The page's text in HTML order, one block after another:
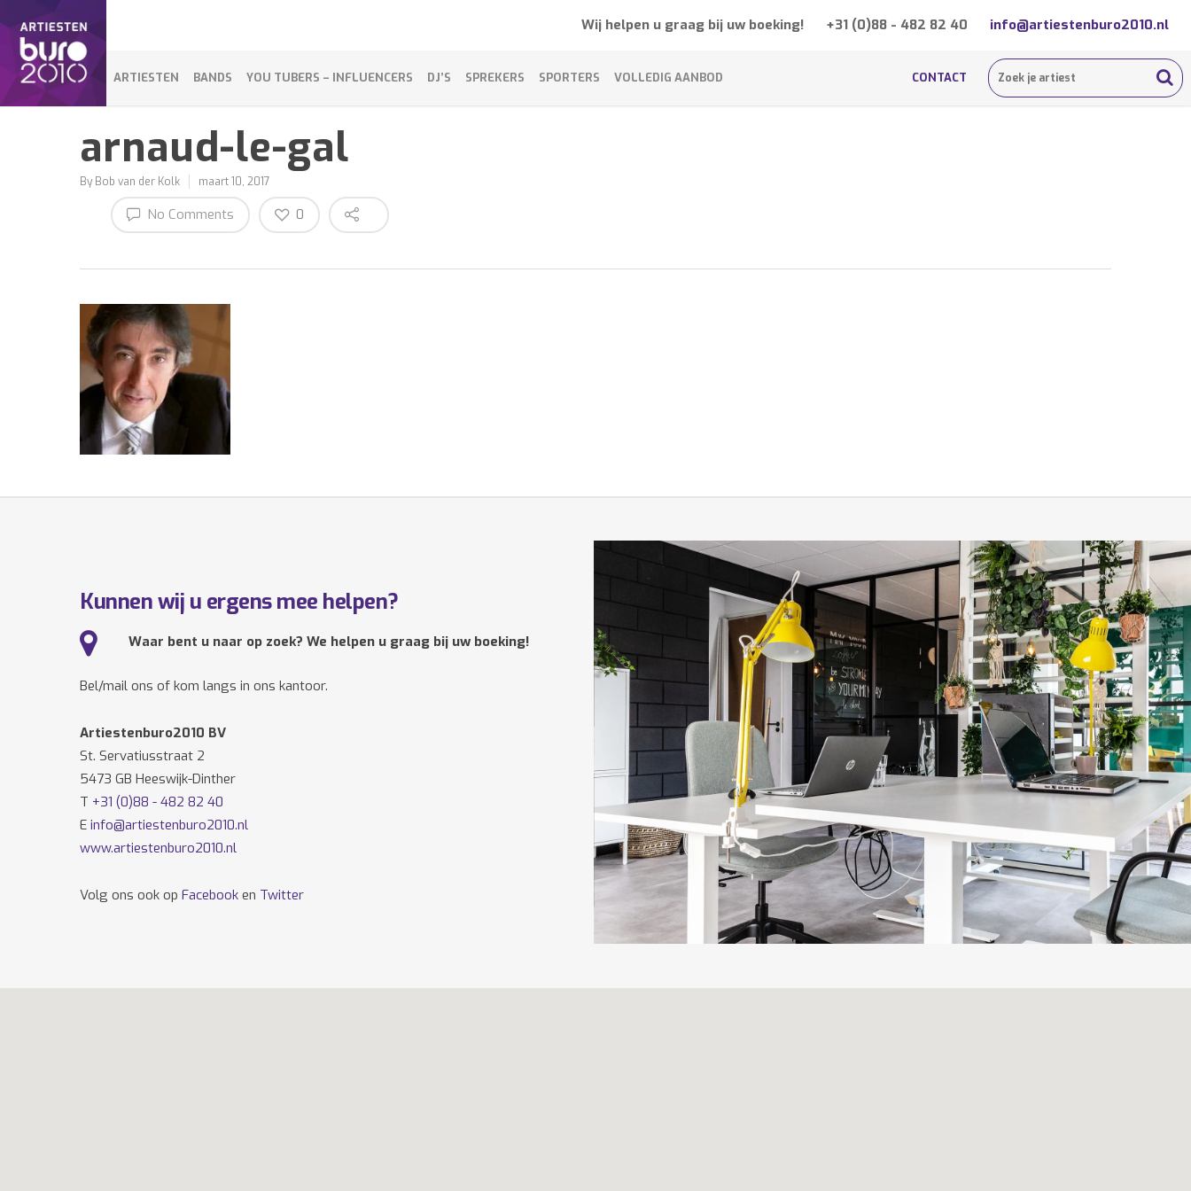
Wij helpen u graag bij uw boeking! +31 (0)88 - 482 82 40 info@artiestenburo2010.nl
ARTIESTEN BANDS YOU TUBERS – INFLUENCERS DJ’S SPREKERS SPORTERS VOLLEDIG AANBOD CONTACT
arnaud-le-gal
By Bob van der Kolk maart 10, 2017
No Comments 0
Kunnen wij u ergens mee helpen?
Waar bent u naar op zoek? We helpen u graag bij uw boeking!
Bel/mail ons of kom langs in ons kantoor.
Artiestenburo2010 BV
St. Servatiusstraat 2
5473 GB Heeswijk-Dinther
T +31 (0)88 - 482 82 40
E info@artiestenburo2010.nl
www.artiestenburo2010.nl
Volg ons ook op Facebook en Twitter